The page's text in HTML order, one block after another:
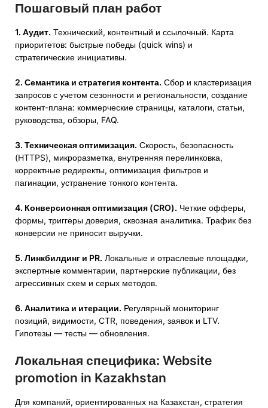
Пошаговый план работ
1. Аудит. Технический, контентный и ссылочный. Карта
приоритетов: быстрые победы (quick wins) и
стратегические инициативы.
2. Семантика и стратегия контента. Сбор и кластеризация
запросов с учетом сезонности и региональности, создание
контент-плана: коммерческие страницы, каталоги, статьи,
руководства, обзоры, FAQ.
3. Техническая оптимизация. Скорость, безопасность
(HTTPS), микроразметка, внутренняя перелинковка,
корректные редиректы, оптимизация фильтров и
пагинации, устранение тонкого контента.
4. Конверсионная оптимизация (CRO). Четкие офферы,
формы, триггеры доверия, сквозная аналитика. Трафик без
конверсии не приносит выручки.
5. Линкбилдинг и PR. Локальные и отраслевые площадки,
экспертные комментарии, партнерские публикации, без
агрессивных схем и серых методов.
6. Аналитика и итерации. Регулярный мониторинг
позиций, видимости, CTR, поведения, заявок и LTV.
Гипотезы — тесты — обновления.
Локальная специфика: Website
promotion in Kazakhstan
Для компаний, ориентированных на Казахстан, стратегия